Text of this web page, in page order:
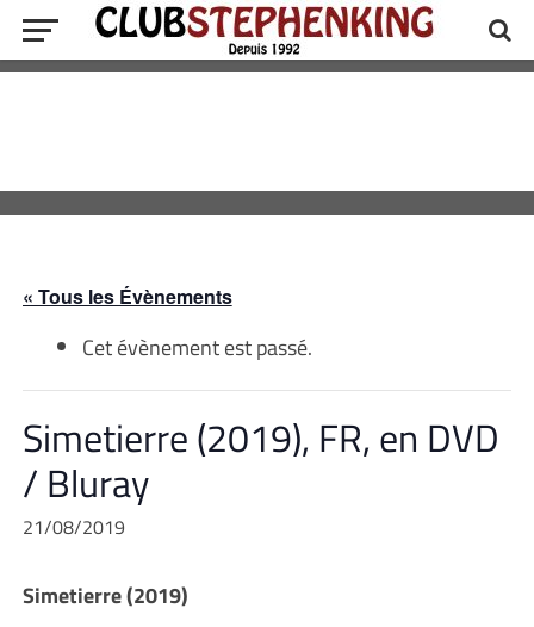
« Tous les Évènements
Cet évènement est passé.
Simetierre (2019), FR, en DVD
/ Bluray
21/08/2019
Simetierre (2019)